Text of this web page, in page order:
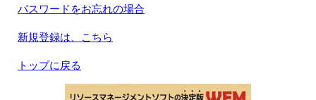
パスワードをお忘れの場合
新規登録は、こちら
トップに戻る